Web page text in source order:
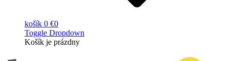
košík 0 €0
Toggle Dropdown
Košík je prázdny